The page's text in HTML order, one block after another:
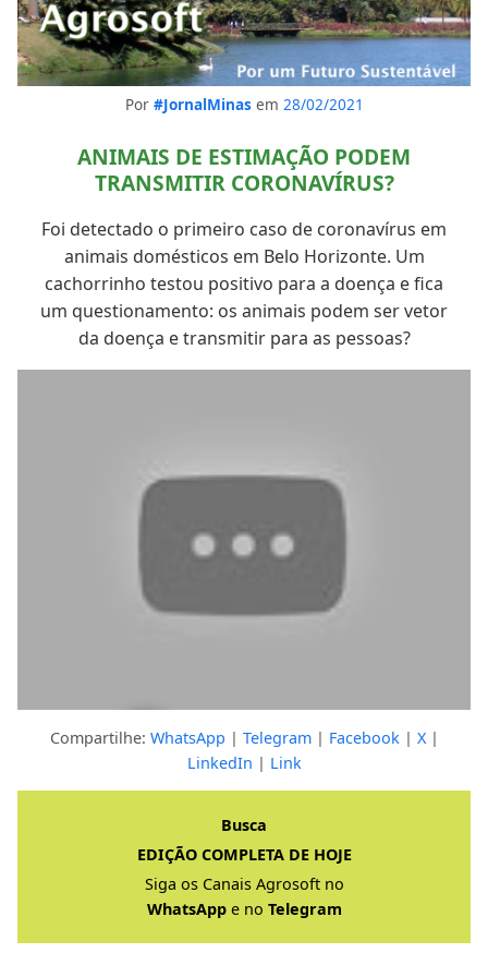
Por #JornalMinas em 28/02/2021
ANIMAIS DE ESTIMAÇÃO PODEM
TRANSMITIR CORONAVÍRUS?
Foi detectado o primeiro caso de coronavírus em
animais domésticos em Belo Horizonte. Um
cachorrinho testou positivo para a doença e fica
um questionamento: os animais podem ser vetor
da doença e transmitir para as pessoas?
Clique para ver a resposta completa
Compartilhe: WhatsApp | Telegram| Facebook | X|
LinkedIn | Link
Busca
EDIÇÃO COMPLETA DE HOJE
Siga os Canais Agrosoft no
WhatsAppe no Telegram